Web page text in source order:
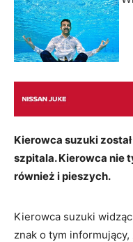
Kierowca suzuki
szpitala. Kierowca nie
również i pieszych.
Kierowca suzuki
znak o tym